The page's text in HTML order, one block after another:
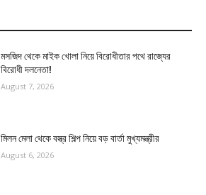
মসজিদ থেকে মাইক খোলা নিয়ে বিরোধীতার পথে রাজ্যের
বিরোধী দলনেতা!
August 7, 2026
মিলন মেলা থেকে বস্ত্র শিল্প নিয়ে বড় বার্তা মুখ্যমন্ত্রীর
August 6, 2026